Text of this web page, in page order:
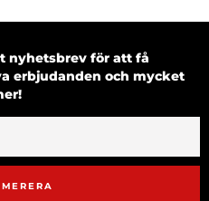
nyhetsbrev för att få
erbjudanden och mycket